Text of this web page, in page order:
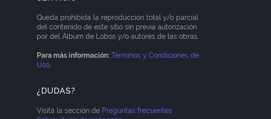
Queda prohibida la reproducción total y/o parcial
del contenido de este sitio sin previa autorización
por del Álbum de Lobos y/o autores de las obras.
Para más información: Términos y Condiciones de
Uso
¿DUDAS?
Visitá la sección de Preguntas frecuentes